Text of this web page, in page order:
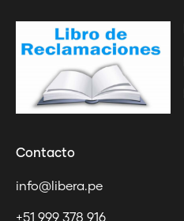
Contacto
info@libera.pe
+51 999 378 916